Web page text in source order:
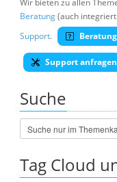
Wir bieten zu allen
Beratung(auch
Support.
Support anfragen
Suche
Tag Cloud